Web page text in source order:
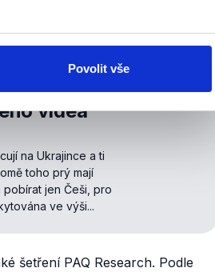
Povolit vše
ve věku 6–18 let. Základní
videa
na Ukrajince a ti
toho prý mají
jen Češi, pro
ve výši...
šetření PAQ Research. Podle